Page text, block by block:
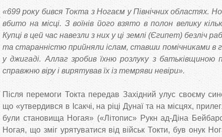
«699 року бився Токта з Ногаєм у Північних областях.
вбито на місці. З воїнів його взято в полон велику
Купці в цей час навезли з них у ці землі (Єгипет) безліч
та старанністю прийняли іслам, ставши помічниками в
у джигаді. Аллаг зробив їхню розлуку з батьківщиною
справжню віру і вирятував їх із темряви невіри».
Після перемоги Токта передав Західний улус своєму
що «утвердився в Ісакчі, на ріці Дунаї та на місцях,
були становища Ногая» («Літопис» Рукн ад-Діна
Ногая, що зміг урятуватися від військ Токти, був онук